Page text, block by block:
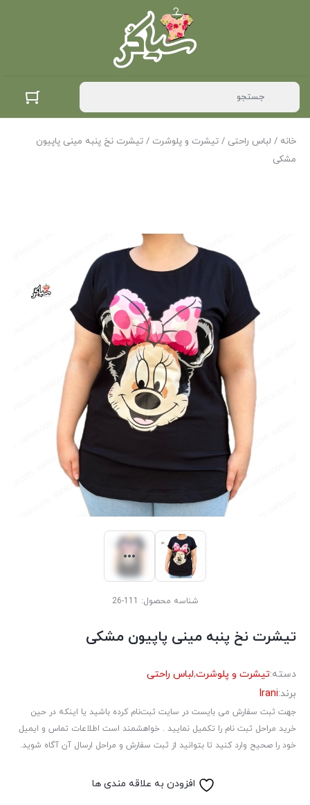
خانه / لباس راحتی / تیشرت و پلوشرت / تیشرت نخ پنبه مینی پاپیون
مشکی
شناسه محصول: 111-26
تیشرت نخ پنبه مینی پاپیون مشکی
دسته:تیشرت و پلوشرت,لباس راحتی
برند:Irani
جهت ثبت سفارش می بایست در سایت ثبت‌نام کرده باشید یا اینکه در حین
خرید مراحل ثبت نام را تکمیل نمایید . خواهشمند است اطلاعات تماس و ایمیل
خود را صحیح وارد کنید تا بتوانید از ثبت سفارش و مراحل ارسال آن آگاه شوید.
افزودن به علاقه مندی ها